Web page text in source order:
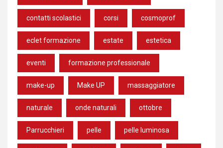
contatti scolastici corsi cosmoprof
eclet formazione estate estetica
eventi formazione professionale
make-up Make UP massaggiatore
naturale onde naturali ottobre
Parrucchieri pelle pelle luminosa